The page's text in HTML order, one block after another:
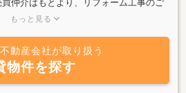
仲介はもとより、リフォーム工事のご
相談、遺品整理に関するご相談も承っ
トップサービスで行うことができ、大
す。また、物件周辺の案内やショッピ
替えをご検討なさっているお客様にお
る限りお調べして情報を提供していま
もっと見る
動産会社が取り扱う
物件を探す